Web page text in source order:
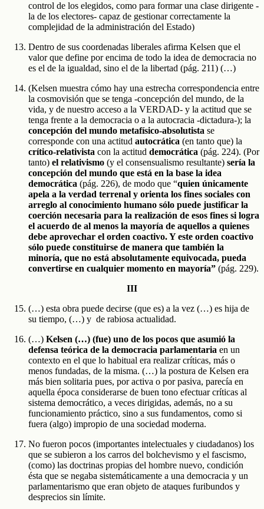
control de los elegidos, como para formar una clase dirigente -
la de los electores- capaz de gestionar correctamente la
complejidad de la administración del Estado)
Dentro de sus coordenadas liberales afirma Kelsen que el
valor que define por encima de todo la idea de democracia no
es el de la igualdad, sino el de la libertad (pág. 211) (…)
(Kelsen muestra cómo hay una estrecha correspondencia entre
la cosmovisión que se tenga -concepción del mundo, de la
vida, y de nuestro acceso a la VERDAD- y la actitud que se
tenga frente a la democracia o a la autocracia -dictadura-); la
concepción del mundo metafísico-absolutista se
corresponde con una actitud autocrática (en tanto que) la
crítico-relativista con la actitud democrática (pág. 224). (Por
tanto) el relativismo (y el consensualismo resultante) sería la
concepción del mundo que está en la base la idea
democrática (pág. 226), de modo que “quien únicamente
apela a la verdad terrenal y orienta los fines sociales con
arreglo al conocimiento humano sólo puede justificar la
coerción necesaria para la realización de esos fines si logra
el acuerdo de al menos la mayoría de aquellos a quienes
debe aprovechar el orden coactivo. Y este orden coactivo
sólo puede constituirse de manera que también la
minoría, que no está absolutamente equivocada, pueda
convertirse en cualquier momento en mayoría” (pág. 229).
III
(…) esta obra puede decirse (que es) a la vez (…) es hija de
su tiempo, (…) y de rabiosa actualidad.
(…) Kelsen (…) (fue) uno de los pocos que asumió la
defensa teórica de la democracia parlamentaria en un
contexto en el que lo habitual era realizar críticas, más o
menos fundadas, de la misma. (…) la postura de Kelsen era
más bien solitaria pues, por activa o por pasiva, parecía en
aquella época considerarse de buen tono efectuar críticas al
sistema democrático, a veces dirigidas, además, no a su
funcionamiento práctico, sino a sus fundamentos, como si
fuera (algo) impropio de una sociedad moderna.
No fueron pocos (importantes intelectuales y ciudadanos) los
que se subieron a los carros del bolchevismo y el fascismo,
(como) las doctrinas propias del hombre nuevo, condición
ésta que se negaba sistemáticamente a una democracia y un
parlamentarismo que eran objeto de ataques furibundos y
desprecios sin límite.